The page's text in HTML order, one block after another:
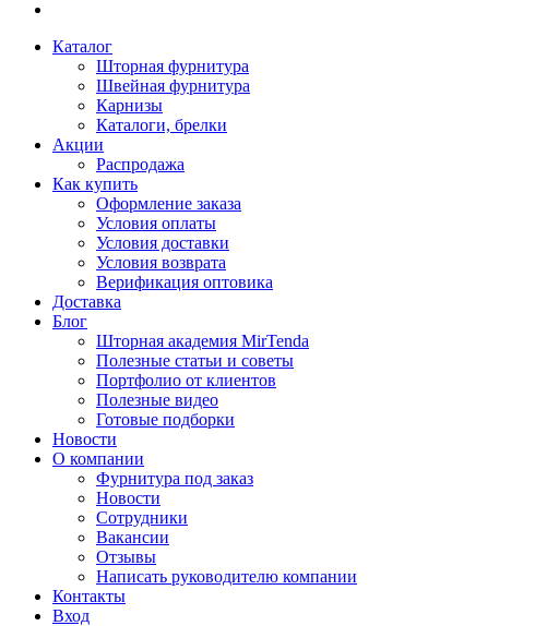
Каталог
Шторная фурнитура
Швейная фурнитура
Карнизы
Каталоги, брелки
Акции
Распродажа
Как купить
Оформление заказа
Условия оплаты
Условия доставки
Условия возврата
Верификация оптовика
Доставка
Блог
Шторная академия MirTenda
Полезные статьи и советы
Портфолио от клиентов
Полезные видео
Готовые подборки
Новости
О компании
Фурнитура под заказ
Новости
Сотрудники
Вакансии
Отзывы
Написать руководителю компании
Контакты
Вход